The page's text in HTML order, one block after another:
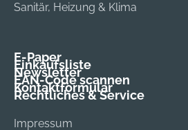
Sanitär, Heizung & Klima
E-Paper
Einkaufsliste
Newsletter
EAN-Code scannen
Kontaktformular
Rechtliches & Service
Impressum